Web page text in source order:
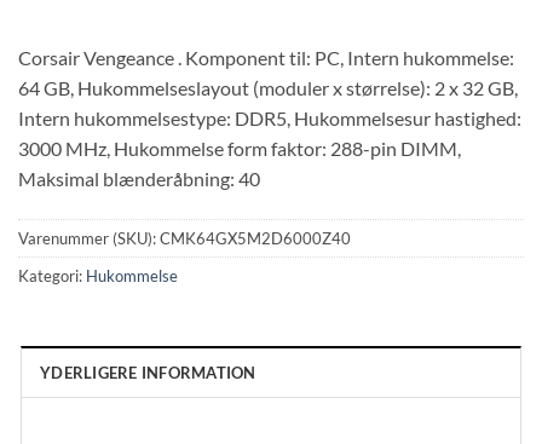
Corsair Vengeance . Komponent til: PC, Intern hukommelse:
64 GB, Hukommelseslayout (moduler x størrelse): 2 x 32 GB,
Intern hukommelsestype: DDR5, Hukommelsesur hastighed:
3000 MHz, Hukommelse form faktor: 288-pin DIMM,
Maksimal blænderåbning: 40
Varenummer (SKU):CMK64GX5M2D6000Z40
Kategori: Hukommelse
YDERLIGERE INFORMATION